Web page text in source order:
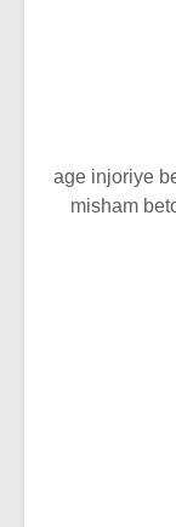
age injoriye
misham